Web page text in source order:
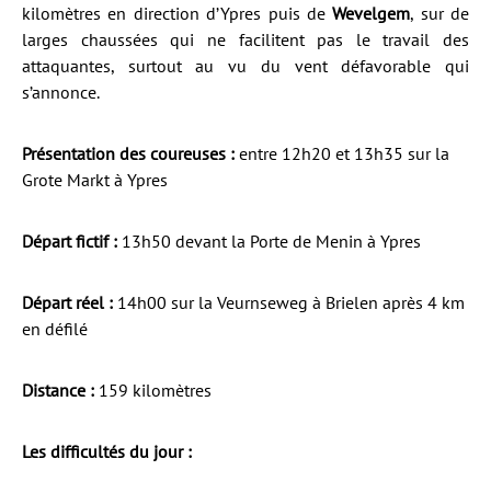
kilomètres en direction d’Ypres puis deWevelgem, sur de
larges chaussées qui ne facilitent pas le travail des
attaquantes, surtout au vu du vent défavorable qui
s’annonce.
Présentation des coureuses : entre 12h20 et 13h35 sur la
Grote Markt à Ypres
Départ fictif : 13h50 devant la Porte de Menin à Ypres
Départ réel : 14h00 sur la Veurnseweg à Brielen après 4 km
en défilé
Distance : 159 kilomètres
Les difficultés du jour :